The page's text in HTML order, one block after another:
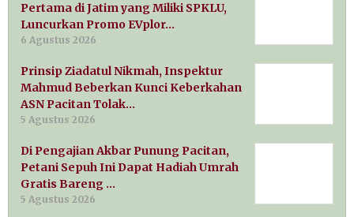
Pertama di Jatim yang Miliki SPKLU,
Luncurkan Promo EVplor…
6 Agustus 2026
Prinsip Ziadatul Nikmah, Inspektur
Mahmud Beberkan Kunci Keberkahan
ASN Pacitan Tolak…
5 Agustus 2026
Di Pengajian Akbar Punung Pacitan,
Petani Sepuh Ini Dapat Hadiah Umrah
Gratis Bareng …
5 Agustus 2026